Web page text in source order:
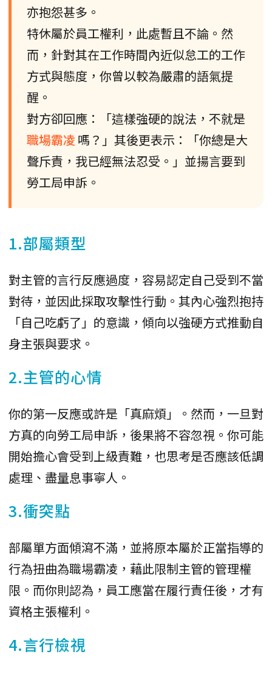
亦抱怨甚多。
特休屬於員工權利，此處暫且不論。然
而，針對其在工作時間內近似怠工的工作
方式與態度，你曾以較為嚴肅的語氣提
醒。
對方卻回應：「這樣強硬的說法，不就是
職場霸凌 嗎？」其後更表示：「你總是大
聲斥責，我已經無法忍受。」並揚言要到
勞工局申訴。
1.部屬類型
對主管的言行反應過度，容易認定自己受到不當
對待，並因此採取攻擊性行動。其內心強烈抱持
「自己吃虧了」的意識，傾向以強硬方式推動自
身主張與要求。
2.主管的心情
你的第一反應或許是「真麻煩」。然而，一旦對
方真的向勞工局申訴，後果將不容忽視。你可能
開始擔心會受到上級責難，也思考是否應該低調
處理、盡量息事寧人。
3.衝突點
部屬單方面傾瀉不滿，並將原本屬於正當指導的
行為扭曲為職場霸凌，藉此限制主管的管理權
限。而你則認為，員工應當在履行責任後，才有
資格主張權利。
4.言行檢視